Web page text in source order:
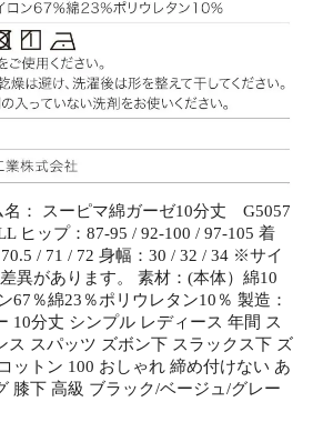
名： スーピマ綿ガーゼ10分丈 G5057
ヒップ：87-95 / 92-100 / 97-105 着
/ 71 / 72 身幅：30 / 32 / 34 ※サイ
異があります。 素材：(本体）綿10
67％綿23％ポリウレタン10％ 製造：
10分丈 シンプル レディース 年間 ス
ス スパッツ ズボン下 スラックス下 ズ
ットン 100 おしゃれ 締め付けない あ
膝下 高級 ブラック/ベージュ/グレー